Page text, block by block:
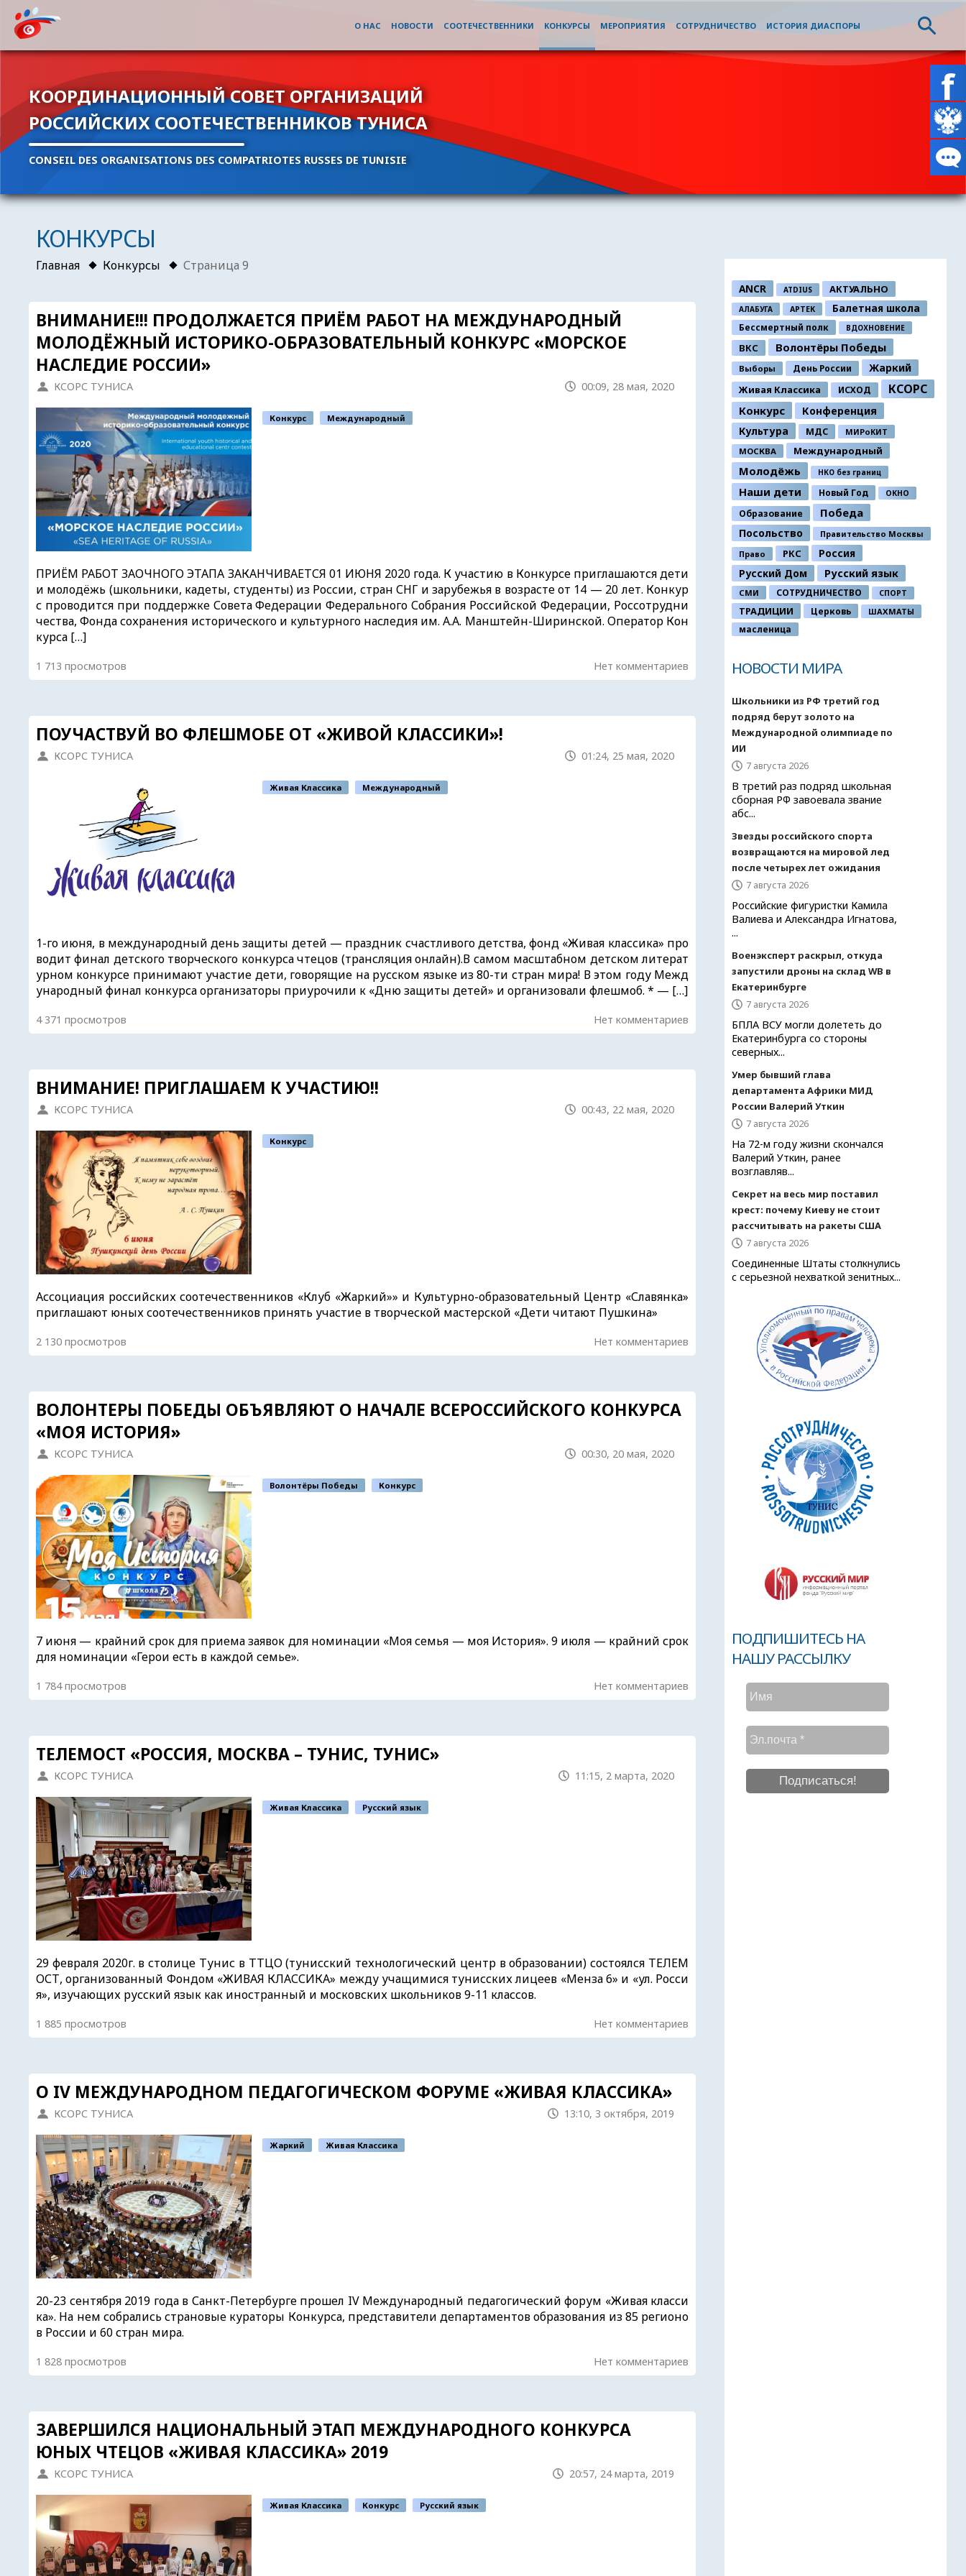
КООРДИНАЦИОННЫЙ СОВЕТ ОРГАНИЗАЦИЙ
РОССИЙСКИХ СООТЕЧЕСТВЕННИКОВ ТУНИСА
CONSEIL DES ORGANISATIONS DES COMPATRIOTES RUSSES DE TUNISIE
О НАС НОВОСТИ СООТЕЧЕСТВЕННИКИ КОНКУРСЫ МЕРОПРИЯТИЯ СОТРУДНИЧЕСТВО ИСТОРИЯ ДИАСПОРЫ
КОНКУРСЫ
Главная Конкурсы Страница 9
ВНИМАНИЕ!!! ПРОДОЛЖАЕТСЯ ПРИЁМ РАБОТ НА МЕЖДУНАРОДНЫЙ
МОЛОДЁЖНЫЙ ИСТОРИКО-ОБРАЗОВАТЕЛЬНЫЙ КОНКУРС «МОРСКОЕ
НАСЛЕДИЕ РОССИИ»
КСОРС ТУНИСА 00:09, 28 мая, 2020
Конкурс Международный
ПРИЁМ РАБОТ ЗАОЧНОГО ЭТАПА ЗАКАНЧИВАЕТСЯ 01 ИЮНЯ 2020 года. К участию в Конкурсе приглашаются дети
и молодёжь (школьники, кадеты, студенты) из России, стран СНГ и зарубежья в возрасте от 14 — 20 лет. Конкур
с проводится при поддержке Совета Федерации Федерального Собрания Российской Федерации, Россотрудни
чества, Фонда сохранения исторического и культурного наследия им. А.А. Манштейн-Ширинской. Оператор Кон
курса […]
1 713 просмотров Нет комментариев
ПОУЧАСТВУЙ ВО ФЛЕШМОБЕ ОТ «ЖИВОЙ КЛАССИКИ»!
КСОРС ТУНИСА 01:24, 25 мая, 2020
Живая Классика Международный
1-го июня, в международный день защиты детей — праздник счастливого детства, фонд «Живая классика» про
водит финал детского творческого конкурса чтецов (трансляция онлайн).В самом масштабном детском литерат
урном конкурсе принимают участие дети, говорящие на русском языке из 80-ти стран мира! В этом году Межд
ународный финал конкурса организаторы приурочили к «Дню защиты детей» и организовали флешмоб. * — […]
4 371 просмотров Нет комментариев
ВНИМАНИЕ! ПРИГЛАШАЕМ К УЧАСТИЮ!!
КСОРС ТУНИСА 00:43, 22 мая, 2020
Конкурс
Ассоциация российских соотечественников «Клуб «Жаркий»» и Культурно-образовательный Центр «Славянка»
приглашают юных соотечественников принять участие в творческой мастерской «Дети читают Пушкина»
2 130 просмотров Нет комментариев
ВОЛОНТЕРЫ ПОБЕДЫ ОБЪЯВЛЯЮТ О НАЧАЛЕ ВСЕРОССИЙСКОГО КОНКУРСА
«МОЯ ИСТОРИЯ»
КСОРС ТУНИСА 00:30, 20 мая, 2020
Волонтёры Победы Конкурс
7 июня — крайний срок для приема заявок для номинации «Моя семья — моя История». 9 июля — крайний срок
для номинации «Герои есть в каждой семье».
1 784 просмотров Нет комментариев
ТЕЛЕМОСТ «РОССИЯ, МОСКВА – ТУНИС, ТУНИС»
КСОРС ТУНИСА 11:15, 2 марта, 2020
Живая Классика Русский язык
29 февраля 2020г. в столице Тунис в ТТЦО (тунисский технологический центр в образовании) состоялся ТЕЛЕМ
ОСТ, организованный Фондом «ЖИВАЯ КЛАССИКА» между учащимися тунисских лицеев «Менза 6» и «ул. Росси
я», изучающих русский язык как иностранный и московских школьников 9-11 классов.
1 885 просмотров Нет комментариев
O IV МЕЖДУНАРОДНОМ ПЕДАГОГИЧЕСКОМ ФОРУМЕ «ЖИВАЯ КЛАССИКА»
КСОРС ТУНИСА 13:10, 3 октября, 2019
Жаркий Живая Классика
20-23 сентября 2019 года в Санкт-Петербурге прошел IV Международный педагогический форум «Живая класси
ка». На нем собрались страновые кураторы Конкурса, представители департаментов образования из 85 регионо
в России и 60 стран мира.
1 828 просмотров Нет комментариев
ЗАВЕРШИЛСЯ НАЦИОНАЛЬНЫЙ ЭТАП МЕЖДУНАРОДНОГО КОНКУРСА
ЮНЫХ ЧТЕЦОВ «ЖИВАЯ КЛАССИКА» 2019
КСОРС ТУНИСА 20:57, 24 марта, 2019
Живая Классика Конкурс Русский язык
ANCR ATDIUS АКТУАЛЬНО
АЛАБУГА АРТЕК Балетная школа
Бессмертный полк ВДОХНОВЕНИЕ
ВКС Волонтёры Победы
Выборы День России Жаркий
Живая Классика ИСХОД КСОРС
Конкурс
Конференция
Культура
МДС
МИРоКИТ
МОСКВА
Международный
Молодёжь НКО без границ
Наши дети Новый Год ОКНО
Образование Победа
Посольство
Правительство Москвы
Право
РКС
Россия
Русский Дом
Русский язык
СМИ СОТРУДНИЧЕСТВО СПОРТ
ТРАДИЦИИ Церковь
ШАХМАТЫ
масленица
НОВОСТИ МИРА
Школьники из РФ третий год
подряд берут золото на
Международной олимпиаде по
ИИ
7 августа 2026
В третий раз подряд школьная
сборная РФ завоевала звание
абс...
Звезды российского спорта
возвращаются на мировой лед
после четырех лет ожидания
7 августа 2026
Российские фигуристки Камила
Валиева и Александра Игнатова,
...
Военэксперт раскрыл, откуда
запустили дроны на склад WB в
Екатеринбурге
7 августа 2026
БПЛА ВСУ могли долететь до
Екатеринбурга со стороны
северных...
Умер бывший глава
департамента Африки МИД
России Валерий Уткин
7 августа 2026
На 72-м году жизни скончался
Валерий Уткин, ранее
возглавляв...
Секрет на весь мир поставил
крест: почему Киеву не стоит
рассчитывать на ракеты США
7 августа 2026
Соединенные Штаты столкнулись
с серьезной нехваткой зенитных...
ПОДПИШИТЕСЬ НА
НАШУ РАССЫЛКУ